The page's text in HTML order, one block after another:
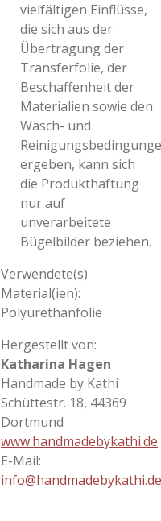
vielfältigen Einflüsse,
die sich aus der
Übertragung der
Transferfolie, der
Beschaffenheit der
Materialien sowie den
Wasch- und
ergeben, kann sich
die Produkthaftung
nur auf
unverarbeitete
Bügelbilder beziehen.
Verwendete(s)
Material(ien):
Polyurethanfolie
Hergestellt von:
Katharina Hagen
Handmade by Kathi
Schüttestr. 18, 44369
Dortmund
www.handmadebykathi.de
E-Mail:
info@handmadebykathi.de